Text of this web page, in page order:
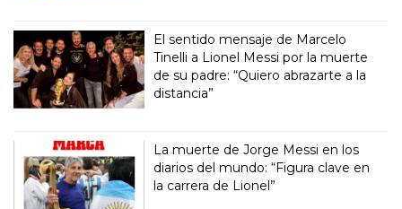
El sentido mensaje de Marcelo
Tinelli a Lionel Messi por la muerte
de su padre: “Quiero abrazarte a la
distancia”
La muerte de Jorge Messi en los
diarios del mundo: “Figura clave en
la carrera de Lionel”